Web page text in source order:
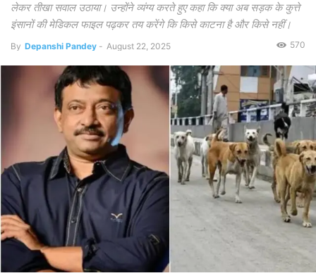
लेकर तीखा सवाल उठाया। उन्होंने व्यंग्य करते हुए कहा कि क्या अब सड़क के कुत्ते
इंसानों की मेडिकल फाइल पढ़कर तय करेंगे कि किसे काटना है और किसे नहीं।
By Depanshi Pandey - August 22, 2025 570